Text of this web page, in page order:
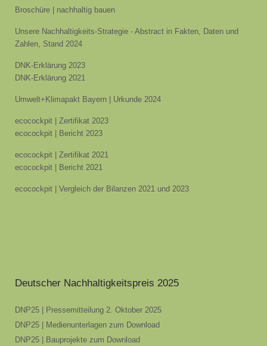
Broschüre | nachhaltig bauen
Unsere Nachhaltigkeits-Strategie - Abstract in Fakten, Daten und
Zahlen, Stand 2024
DNK-Erklärung 2023
DNK-Erklärung 2021
Umwelt+Klimapakt Bayern | Urkunde 2024
ecocockpit | Zertifikat 2023
ecocockpit | Bericht 2023
ecocockpit | Zertifikat 2021
ecocockpit | Bericht 2021
ecocockpit | Vergleich der Bilanzen 2021 und 2023
Deutscher Nachhaltigkeitspreis 2025
DNP25 | Pressemitteilung 2. Oktober 2025
DNP25 | Medienunterlagen zum Download
DNP25 | Bauprojekte zum Download